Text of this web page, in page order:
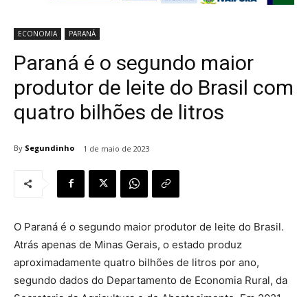
ECONOMIA PARANÁ
Paraná é o segundo maior
produtor de leite do Brasil com
quatro bilhões de litros
By Segundinho 1 de maio de 2023
O Paraná é o segundo maior produtor de leite do Brasil.
Atrás apenas de Minas Gerais, o estado produz
aproximadamente quatro bilhões de litros por ano,
segundo dados do Departamento de Economia Rural, da